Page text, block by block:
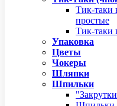
Тик-таки
простые
Тик-таки
Упаковка
Цветы
Чокеры
Шляпки
Шпильки